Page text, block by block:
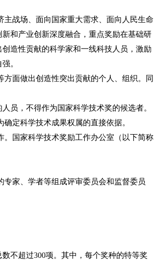
战场、面向国家重大需求、面向人民生命
和产业创新深度融合，重点奖励在基础研
造性贡献的科学家和一线科技人员，激励
。
面做出创造性突出贡献的个人、组织。同
员，不得作为国家科学技术奖的候选者。
定科学技术成果权属的直接依据。
国家科学技术奖励工作办公室（以下简称
家、学者等组成评审委员会和监督委员
不超过300项。其中，每个奖种的特等奖